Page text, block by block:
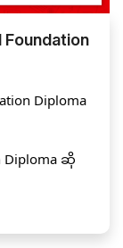
Studies
တွင်းမှာပဲ ဘွဲ့ရ
,
4 ကို
တချို့မှ
link တွင်
ဝင်ခွင့်သတ်မှတ်
Foundation
Diploma
Diploma ဆို
UK နှင့်
ောက်နိုင်ဖို့